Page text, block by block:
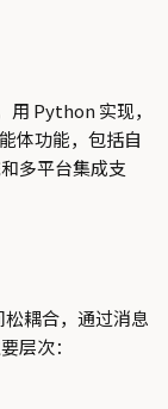
Python 实现，
体功能，包括自
多平台集成支
耦合，通过消息
层次：